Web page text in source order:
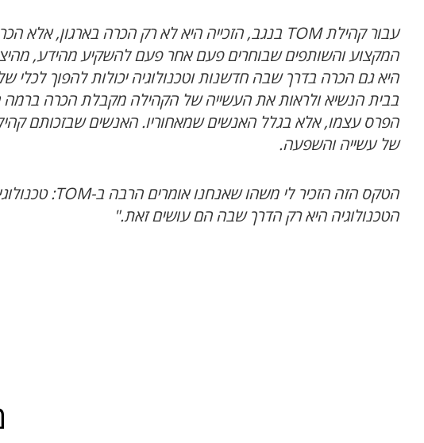
עבור קהילתTOM בנגב, הזכייה היא לא רק הכרה בארגון, אלא
המקצוע והשותפים שבוחרים פעם אחר פעם להשקיע מהידע,
היא גם הכרה בדרך שבה חדשנות וטכנולוגיה יכולות להפוך לכלי
בבית הנשיא ולראות את העשייה של הקהילה מקבלת הכרה ברמה
הפרס עצמו, אלא בגלל האנשים שמאחוריו. האנשים שבזכותם
של עשייה והשפעה.
הטקס הזה הזכיר לי משהו שאנחנו אומרים הרבה ב-TOM
:
הטכנולוגיה היא רק הדרך שבה הם עושים זאת.
"